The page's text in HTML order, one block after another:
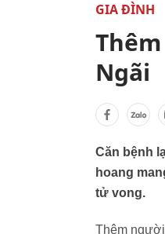
GIA ĐÌNH
Ngãi
Căn bệnh
hoang
tử vong.
Thêm